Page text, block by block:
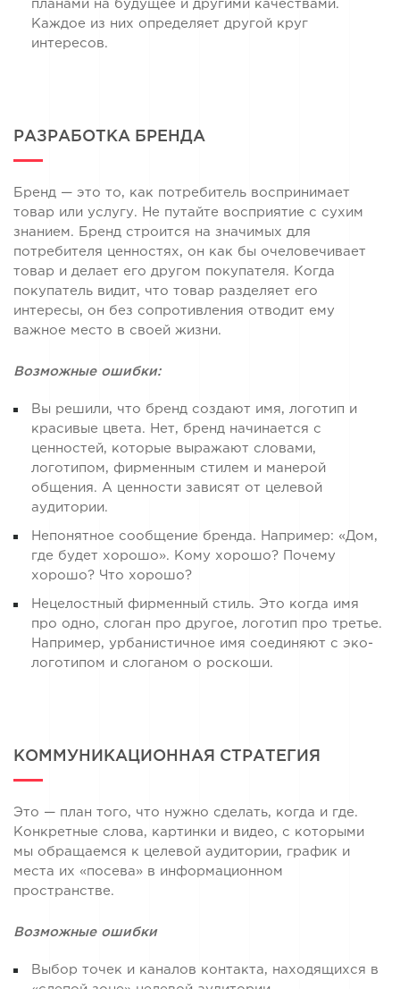
планами на будущее и другими качествами.
Каждое из них определяет другой круг
интересов.
РАЗРАБОТКА БРЕНДА
Бренд — это то, как потребитель воспринимает
товар или услугу. Не путайте восприятие с сухим
знанием. Бренд строится на значимых для
потребителя ценностях, он как бы очеловечивает
товар и делает его другом покупателя. Когда
покупатель видит, что товар разделяет его
интересы, он без сопротивления отводит ему
важное место в своей жизни.
Возможные ошибки:
Вы решили, что бренд создают имя, логотип и
красивые цвета. Нет, бренд начинается с
ценностей, которые выражают словами,
логотипом, фирменным стилем и манерой
общения. А ценности зависят от целевой
аудитории.
Непонятное сообщение бренда. Например: «Дом,
где будет хорошо». Кому хорошо? Почему
хорошо? Что хорошо?
Нецелостный фирменный стиль. Это когда имя
про одно, слоган про другое, логотип про третье.
Например, урбанистичное имя соединяют с эко-
логотипом и слоганом о роскоши.
КОММУНИКАЦИОННАЯ СТРАТЕГИЯ
Это — план того, что нужно сделать, когда и где.
Конкретные слова, картинки и видео, с которыми
мы обращаемся к целевой аудитории, график и
места их «посева» в информационном
пространстве.
Возможные ошибки
Выбор точек и каналов контакта, находящихся в